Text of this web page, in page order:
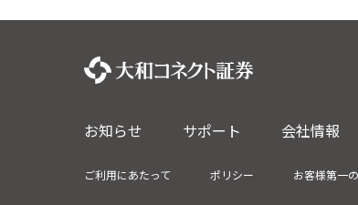
お知らせ サポート 会社情報
ご利用にあたって ポリシー お客様第一